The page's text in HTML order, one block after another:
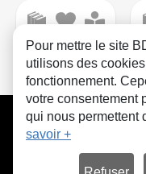
CGU
Pour mettre le site
utilisons des
fonctionnement.
votre consentement
qui nous permettent
savoir +